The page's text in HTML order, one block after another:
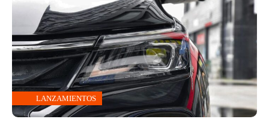
LANZAMIENTOS